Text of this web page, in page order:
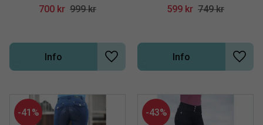
700 kr 999kr
Lägg till i önskelista
Info
599 kr 749kr
Lägg
Info
41 % 43%